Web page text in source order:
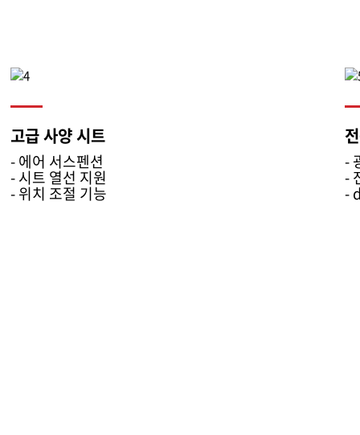
고급 사양 시트
- 에어 서스펜션
- 시트 열선 지원
- 위치 조절 기능
-
-
-